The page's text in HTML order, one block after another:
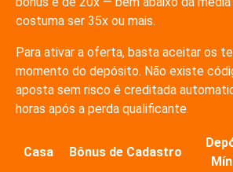
costuma ser 35x ou mais.
Para ativar a oferta, basta aceitar os
momento do depósito. Não existe
aposta sem risco é creditada
horas após a perda qualificante.
Casa Bônus de Cadastro